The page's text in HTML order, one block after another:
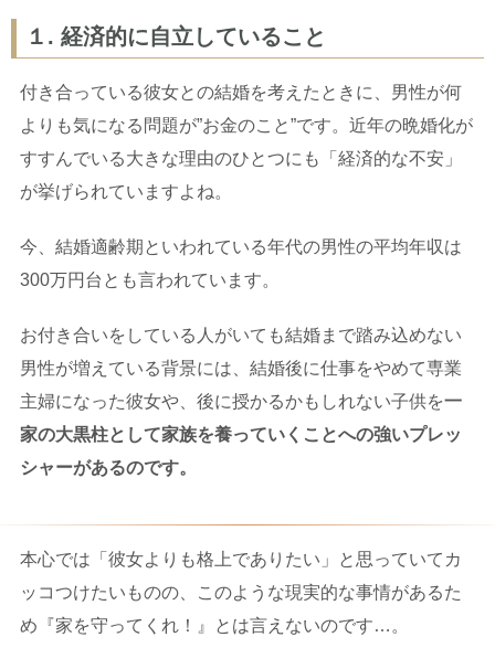
１. 経済的に自立していること
付き合っている彼女との結婚を考えたときに、男性が何
よりも気になる問題が”お金のこと”です。近年の晩婚化が
すすんでいる大きな理由のひとつにも「経済的な不安」
が挙げられていますよね。
今、結婚適齢期といわれている年代の男性の平均年収は
300万円台とも言われています。
お付き合いをしている人がいても結婚まで踏み込めない
男性が増えている背景には、結婚後に仕事をやめて専業
主婦になった彼女や、後に授かるかもしれない子供を一
家の大黒柱として家族を養っていくことへの強いプレッ
シャーがあるのです。
本心では「彼女よりも格上でありたい」と思っていてカ
ッコつけたいものの、このような現実的な事情があるた
め『家を守ってくれ！』とは言えないのです…。